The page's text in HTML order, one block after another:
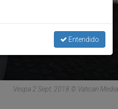
Vespa 2 Sept. 2018 © Vatican Media
Entendido